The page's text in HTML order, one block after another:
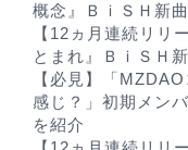
概念』ＢｉＳＨ新
【12ヵ月連続リ
とまれ』ＢｉＳＨ
【必見】「
感じ？」初期メン
を紹介